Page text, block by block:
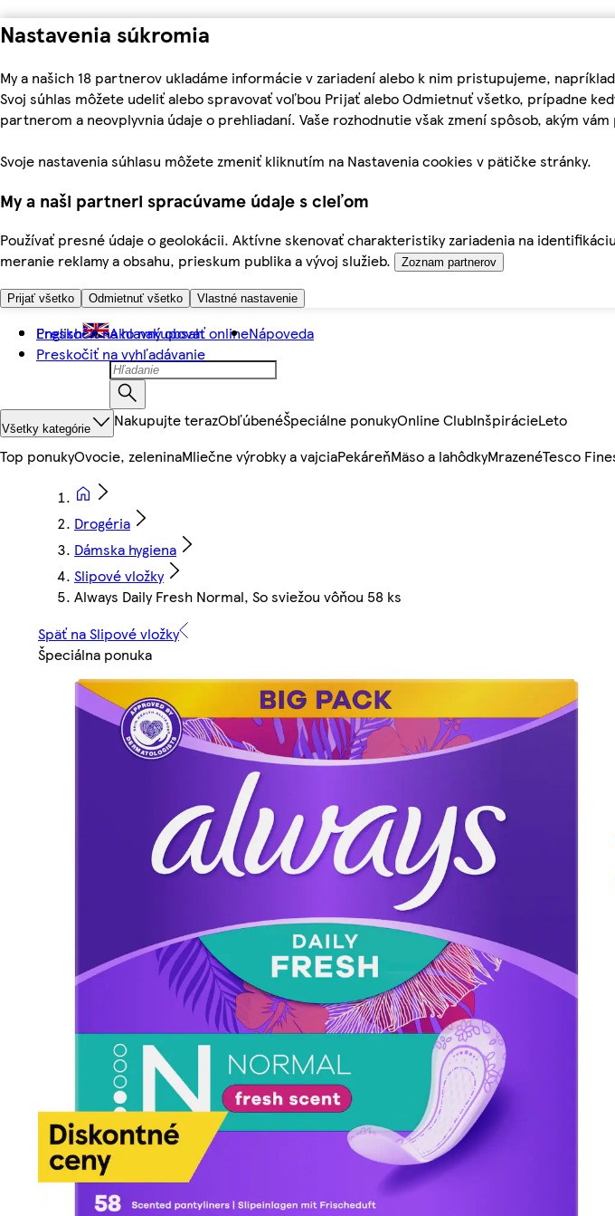
Nastavenia súkromia
My a našich 18 partnerov ukladáme informácie v zariadení alebo k nim pristupujeme,
Svoj súhlas môžete udeliť alebo spravovať voľbou Prijať alebo Odmietnuť všetko, prípadne
partnerom a neovplyvnia údaje o prehliadaní. Vaše rozhodnutie však zmení spôsob, akým
Svoje nastavenia súhlasu môžete zmeniť kliknutím na Nastavenia cookies v pätičke stránky.
My a naši partneri spracúvame údaje s cieľom
Používať presné údaje o geolokácii. Aktívne skenovať charakteristiky zariadenia na
meranie reklamy a obsahu, prieskum publika a vývoj služieb.
Zoznam partnerov
Prijať všetko Odmietnuť všetko Vlastné nastavenie
Preskočiť na hlavný obsah
Preskočiť na vyhľadávanie
English Ako nakupovať onlineNápoveda
Všetky kategórie Nakupujte terazObľúbenéŠpeciálne ponukyOnline ClubInšpirácieLeto
Top ponukyOvocie, zeleninaMliečne výrobky a vajciaPekáreňMäso a lahôdkyMrazenéTesco
Drogéria
Dámska hygiena
Slipové vložky
Always Daily Fresh Normal, So sviežou vôňou 58 ks
Späť na Slipové vložky
Špeciálna ponuka